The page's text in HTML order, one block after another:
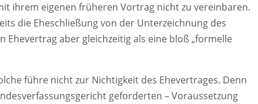
ihrem eigenen früheren Vortrag nicht zu vereinbaren.
die Eheschließung von der Unterzeichnung des
Ehevertrag aber gleichzeitig als eine bloß „formelle
führe nicht zur Nichtigkeit des Ehevertrages. Denn
geforderten – Voraussetzung